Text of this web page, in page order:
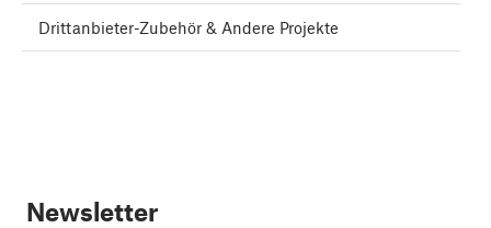
Drittanbieter-Zubehör & Andere Projekte
Newsletter